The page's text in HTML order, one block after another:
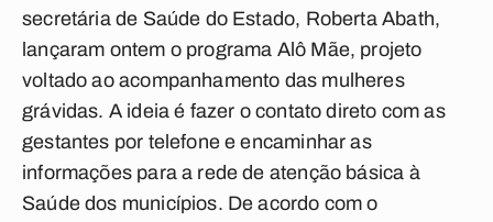
secretária de Saúde do Estado, Roberta Abath,
lançaram ontem o programa Alô Mãe, projeto
voltado ao acompanhamento das mulheres
grávidas. A ideia é fazer o contato direto com as
gestantes por telefone e encaminhar as
informações para a rede de atenção básica à
Saúde dos municípios. De acordo com o